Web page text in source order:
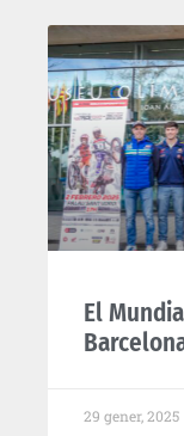
El
29 gener, 2025